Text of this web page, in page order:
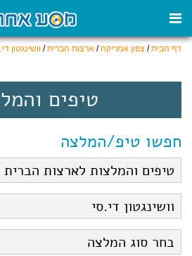
דף הבית/ צפון אמריקה/ ארצות הברית/ וושינגטון
טיפים
חפשו טיפ/המלצה